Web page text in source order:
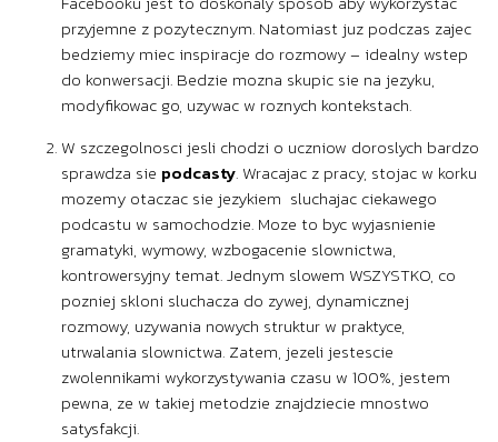
przyjemne z pozytecznym. Natomiast juz podczas zajec
bedziemy miec inspiracje do rozmowy – idealny wstep
do konwersacji. Bedzie mozna skupic sie na jezyku,
modyfikowac go, uzywac w roznych kontekstach.
W szczegolnosci jesli chodzi o uczniow doroslych bardzo
sprawdza sie podcasty. Wracajac z pracy, stojac w korku
mozemy otaczac sie jezykiem sluchajac ciekawego
podcastu w samochodzie. Moze to byc wyjasnienie
gramatyki, wymowy, wzbogacenie slownictwa,
kontrowersyjny temat. Jednym slowem WSZYSTKO, co
pozniej skloni sluchacza do zywej, dynamicznej
rozmowy, uzywania nowych struktur w praktyce,
utrwalania slownictwa. Zatem, jezeli jestescie
zwolennikami wykorzystywania czasu w 100%, jestem
pewna, ze w takiej metodzie znajdziecie mnostwo
satysfakcji.